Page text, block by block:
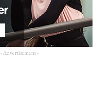
- Advertisement -